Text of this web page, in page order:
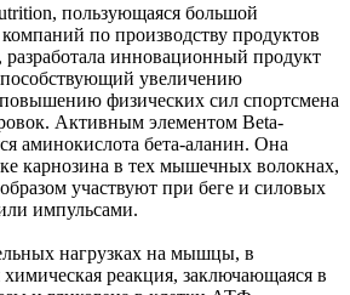
пользующаяся большой
по производству продуктов
разработала инновационный продукт
увеличению
физических сил спортсмена
Активным элементом Beta-
аминокислота бета-аланин. Она
карнозина в тех мышечных волокнах,
участвуют при беге и силовых
импульсами.
нагрузках на мышцы, в
химическая реакция, заключающаяся в